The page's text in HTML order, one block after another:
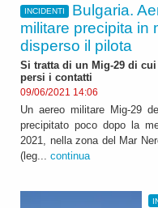
INCIDENTI
Bulgaria.
militare precipita in
disperso il pilota
Si tratta di un Mig-29 di
persi i contatti
09/06/2021 14:06
Un aereo militare Mig-29
precipitato poco dopo la
2021, nella zona del Mar
(leg... continua